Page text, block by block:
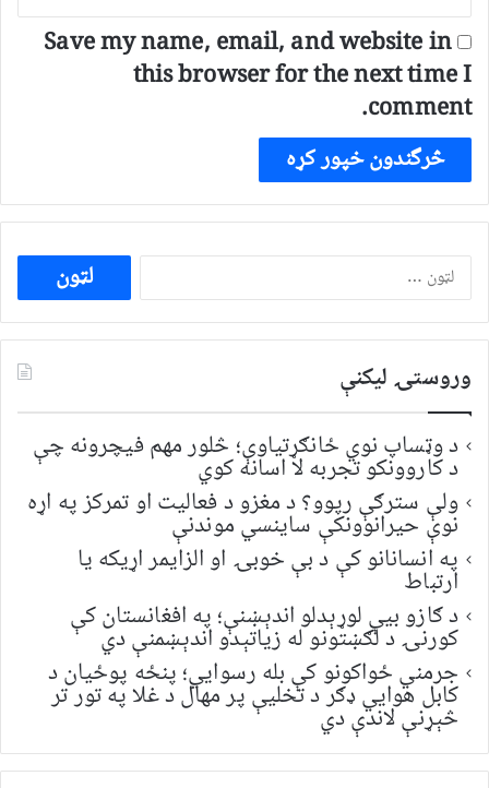
Save my name, email, and website in
this browser for the next time I
comment.
ددی
لپاره
لټون:
وروستۍ ليکنې
د وټساپ نوي ځانګړتیاوې؛ څلور مهم فیچرونه چې
د کاروونکو تجربه لا اسانه کوي
ولې سترګې رپوو؟ د مغزو د فعالیت او تمرکز په اړه
نوې حیرانوونکې ساینسي موندنې
په انسانانو کې د بې خوبۍ او الزایمر اړیکه یا
ارتباط
د ګازو بیې لوړېدلو اندېښنې؛ په افغانستان کې
کورنۍ د لګښتونو له زیاتېدو اندېښمنې دي
جرمني ځواکونو کې بله رسوايي؛ پنځه پوځیان د
کابل هوايي ډګر د تخلیې پر مهال د غلا په تور تر
څېړنې لاندې دي